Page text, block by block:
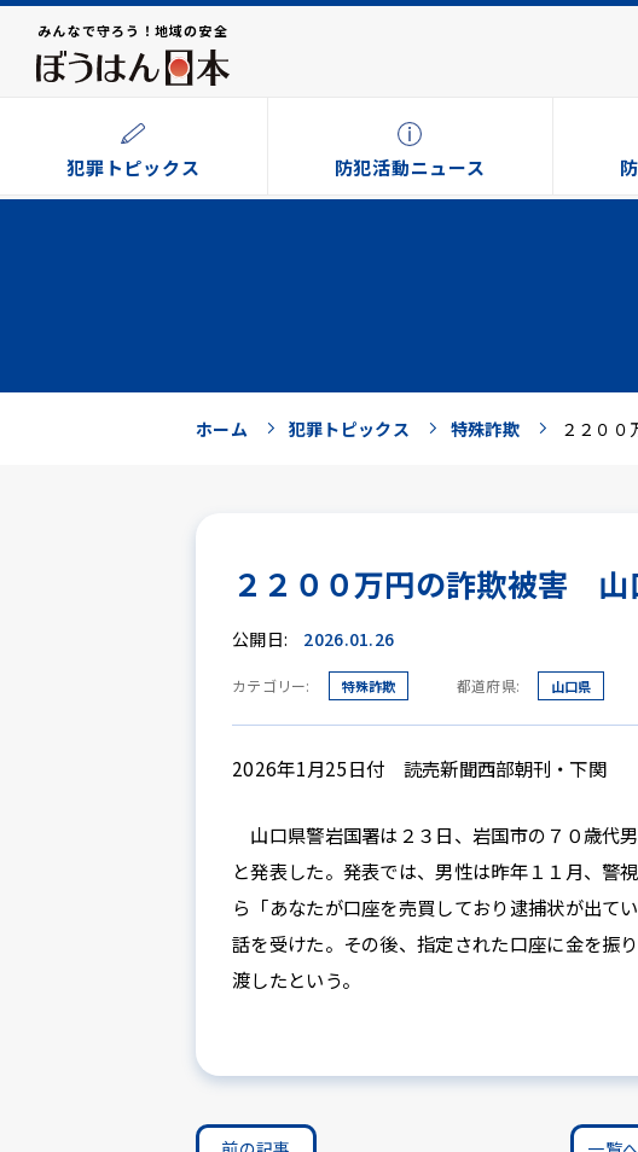
みんなで守ろう！地域の安全
犯罪トピックス 防犯活動ニュース
ホーム 犯罪トピックス 特殊詐欺 ２２０
２２００万円の詐欺被害 山
公開日: 2026.01.26
カテゴリー: 特殊詐欺 都道府県: 山口県
2026年1月25日付 読売新聞西部朝刊・下関
山口県警岩国署は２３日、岩国市の７０歳代
と発表した。発表では、男性は昨年１１月、警
ら「あなたが口座を売買しており逮捕状が出て
話を受けた。その後、指定された口座に金を振
渡したという。